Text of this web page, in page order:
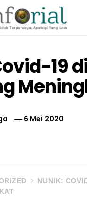
19
6 Mei 2020
NUNIK: